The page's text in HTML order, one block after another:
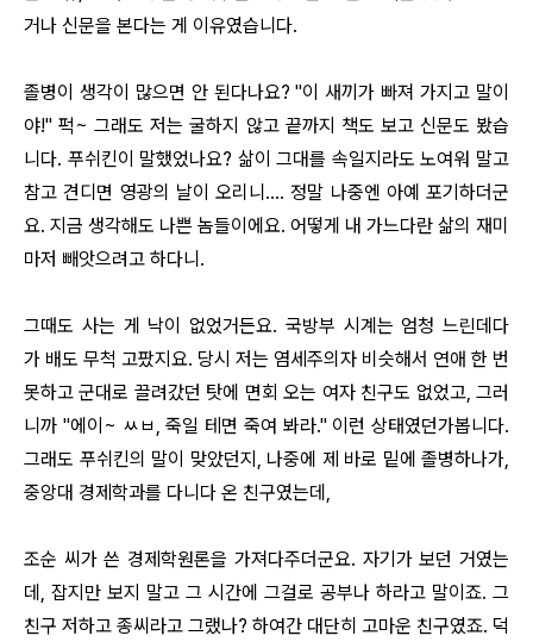
거나 신문을 본다는 게 이유였습니다.
졸병이 생각이 많으면 안 된다나요? "이 새끼가 빠져 가지고 말이
야!" 퍽~ 그래도 저는 굴하지 않고 끝까지 책도 보고 신문도 봤습
니다. 푸쉬킨이 말했었나요? 삶이 그대를 속일지라도 노여워 말고
참고 견디면 영광의 날이 오리니…. 정말 나중엔 아예 포기하더군
요. 지금 생각해도 나쁜 놈들이에요. 어떻게 내 가느다란 삶의 재미
마저 빼앗으려고 하다니.
그때도 사는 게 낙이 없었거든요. 국방부 시계는 엄청 느린데다
가 배도 무척 고팠지요. 당시 저는 염세주의자 비슷해서 연애 한 번
못하고 군대로 끌려갔던 탓에 면회 오는 여자 친구도 없었고, 그러
니까 "에이~ ㅆㅂ, 죽일 테면 죽여 봐라." 이런 상태였던가봅니다.
그래도 푸쉬킨의 말이 맞았던지, 나중에 제 바로 밑에 졸병하나가,
중앙대 경제학과를 다니다 온 친구였는데,
조순 씨가 쓴 경제학원론을 가져다주더군요. 자기가 보던 거였는
데, 잡지만 보지 말고 그 시간에 그걸로 공부나 하라고 말이죠. 그
친구 저하고 종씨라고 그랬나? 하여간 대단히 고마운 친구였죠. 덕